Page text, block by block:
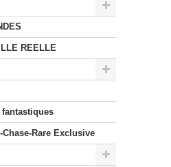
REELLE
Chase-Rare Exclusive